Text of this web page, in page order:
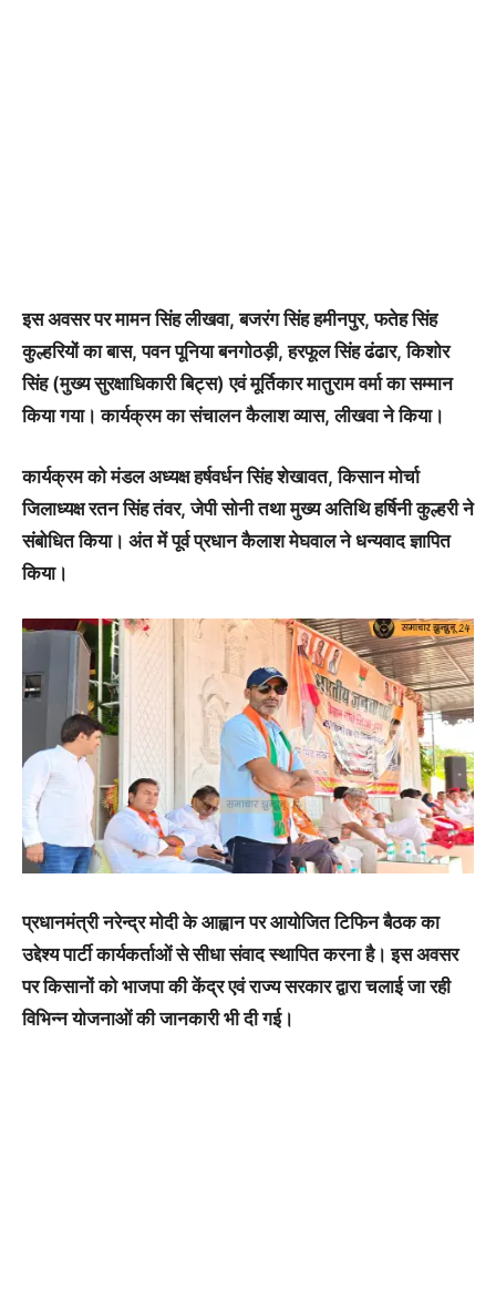
इस अवसर पर मामन सिंह लीखवा, बजरंग सिंह हमीनपुर, फतेह सिंह
कुल्हरियों का बास, पवन पूनिया बनगोठड़ी, हरफूल सिंह ढंढार, किशोर
सिंह (मुख्य सुरक्षाधिकारी बिट्स) एवं मूर्तिकार मातुराम वर्मा का सम्मान
किया गया। कार्यक्रम का संचालन कैलाश व्यास, लीखवा ने किया।
कार्यक्रम को मंडल अध्यक्ष हर्षवर्धन सिंह शेखावत, किसान मोर्चा
जिलाध्यक्ष रतन सिंह तंवर, जेपी सोनी तथा मुख्य अतिथि हर्षिनी कुल्हरी ने
संबोधित किया। अंत में पूर्व प्रधान कैलाश मेघवाल ने धन्यवाद ज्ञापित
किया।
प्रधानमंत्री नरेन्द्र मोदी के आह्वान पर आयोजित टिफिन बैठक का
उद्देश्य पार्टी कार्यकर्ताओं से सीधा संवाद स्थापित करना है। इस अवसर
पर किसानों को भाजपा की केंद्र एवं राज्य सरकार द्वारा चलाई जा रही
विभिन्न योजनाओं की जानकारी भी दी गई।